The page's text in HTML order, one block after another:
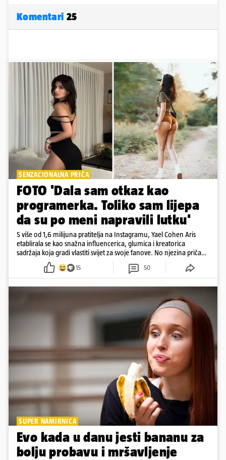
Komentari 25
SENZACIONALNA PRIČA
FOTO 'Dala sam otkaz kao
programerka. Toliko sam lijepa
da su po meni napravili lutku'
S više od 1,6 milijuna pratitelja na Instagramu, Yael Cohen Aris
etablirala se kao snažna influencerica, glumica i kreatorica
sadržaja koja gradi vlastiti svijet za svoje fanove. No njezina priča
pokazuje da online slava dolazi i s neočekivanim izazovima
15 50
SUPER NAMIRNICA
Evo kada u danu jesti bananu za
bolju probavu i mršavljenje